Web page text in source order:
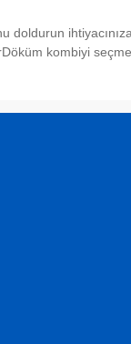
doldurun
kombiyi